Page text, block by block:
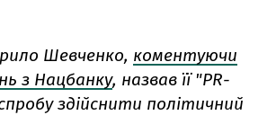
Шевченко, коментуючи
з Нацбанку, назвав її "PR-
здійснити політичний